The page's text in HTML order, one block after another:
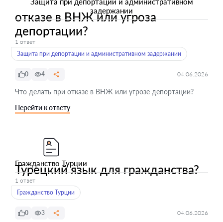
задержании
отказе в ВНЖ или угроза
депортации?
1 ответ
Защита при депортации и административном задержании
0 4 04.06.2026
Что делать при отказе в ВНЖ или угрозе депортации?
Перейти к ответу
Гражданство Турции
Турецкий язык для гражданства?
1 ответ
Гражданство Турции
0 3 04.06.2026